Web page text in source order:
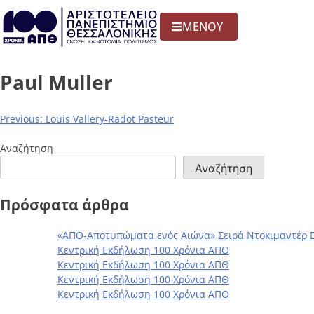
ΜΕΝΟΥ
Paul Muller
Previous: Louis Vallery-Radot Pasteur
Αναζήτηση
Αναζήτηση
Πρόσφατα άρθρα
«ΑΠΘ-Αποτυπώματα ενός Αιώνα» Σειρά Ντοκιμαντέρ
Κεντρική Εκδήλωση 100 Χρόνια ΑΠΘ
Κεντρική Εκδήλωση 100 Χρόνια ΑΠΘ
Κεντρική Εκδήλωση 100 Χρόνια ΑΠΘ
Κεντρική Εκδήλωση 100 Χρόνια ΑΠΘ